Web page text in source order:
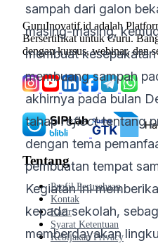
sampah dari galon
masing-masing,
membuat
membuang sampah
akhirnya pada bulan
tahapreflecttentang
dengan tema
pembuatan tempat
Kegiatan ini
kepada sekolah,
memberdayakan
GuruInovatif.id adalah
Bersertifikat untuk Guru.
dengan kursus, webinar, dan
Tentang
Profil Perusahaan
Kontak
Karir
Syarat Ketentuan
Kebijakan Privacy